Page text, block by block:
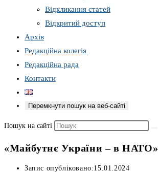
Відкликання статей
Відкритий доступ
Архів
Редакційна колегія
Редакційна рада
Контакти
Перемкнути пошук на веб-сайті
Пошук на сайті
«Майбутнє України – в НАТО»
Запис опубліковано:15.01.2024